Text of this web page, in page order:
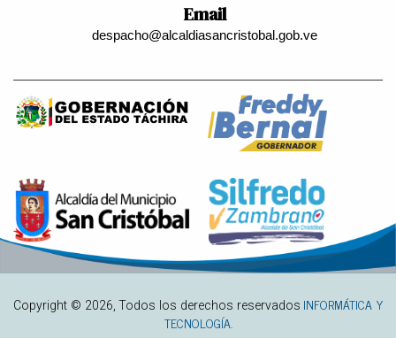
Email
despacho@alcaldiasancristobal.gob.ve
Copyright © 2026 , Todos los derechos reservados INFORMÁTICA Y
TECNOLOGÍA.